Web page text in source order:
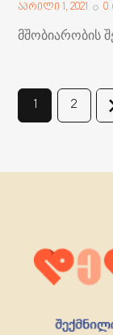
აპრილი 1, 2021 0
მშობიარობის
1 2
>